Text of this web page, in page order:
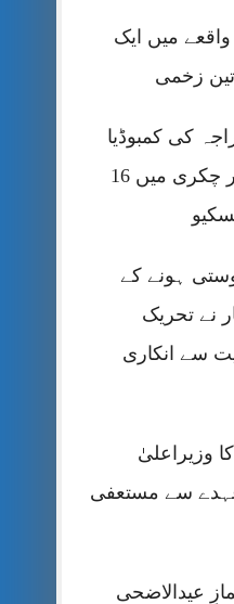
میں ایک
زخمی
کی کمبوڈیا
سے ہنگامی کال پر چکری میں 16
ہونے کے
نے تحریک
سے انکاری
وزیراعلیٰ
عہدے سے مستعفی
عیدالاضحی